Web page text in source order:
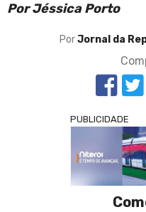
Por Jéssica Porto
PorJornal da
PUBLICIDADE